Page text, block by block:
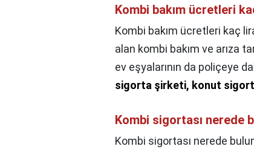
Kombi bakım ücretleri
Kombi bakım ücretleri kaç
alan kombi bakım ve arıza
ev eşyalarının da poliçeye
sigorta şirketi, konut
Kombi sigortası nerede
Kombi sigortası nerede